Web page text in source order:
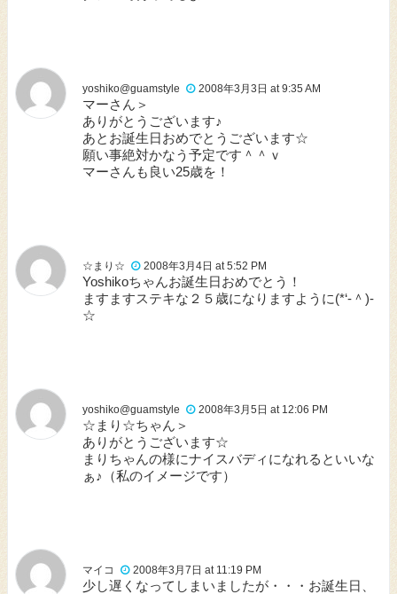
yoshiko@guamstyle 2008年3月3日 at 9:35 AM
マーさん＞
ありがとうございます♪
あとお誕生日おめでとうございます☆
願い事絶対かなう予定です＾＾ｖ
マーさんも良い25歳を！
☆まり☆ 2008年3月4日 at 5:52 PM
Yoshikoちゃんお誕生日おめでとう！
ますますステキな２５歳になりますように(*‘‐＾)-
☆
yoshiko@guamstyle 2008年3月5日 at 12:06 PM
☆まり☆ちゃん＞
ありがとうございます☆
まりちゃんの様にナイスバディになれるといいな
ぁ♪（私のイメージです）
マイコ 2008年3月7日 at 11:19 PM
少し遅くなってしまいましたが・・・お誕生日、